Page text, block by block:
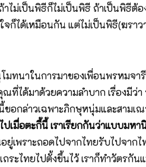
ม่เป็นพิธีก็ไม่เป็นพิธี ถ้าเป็นพิธีต้
ก็ได้เหมือนกัน แต่ไม่เป็นพิธี(ฆรา
นาในการมาของเพื่อนพรหมจารี
ได้มาด้วยความลำบาก เรื่องมีว่
กล่าวเฉพาะภิกษุหนุ่มและสามเ
เมื่อตะกี้นี้ เราเรียกกันว่าแบบมห
เพราะถอดไปจากไทยรับไปจาก
ระไทยไปตั้งขึ้นไว้ เราก็ทำวัตร